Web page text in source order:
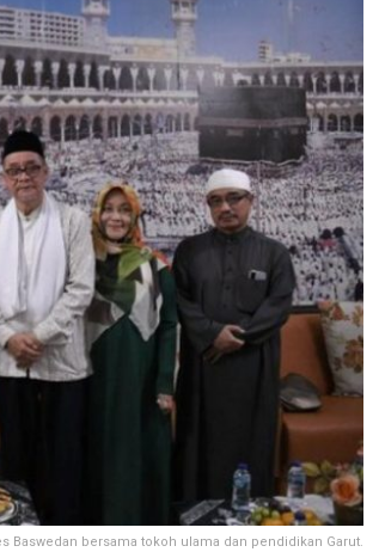
Baswedan bersama tokoh ulama dan pendidikan Garut.